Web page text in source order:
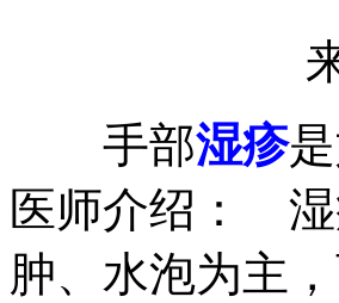
手部湿疹
医师介绍： 湿
肿、水泡为主